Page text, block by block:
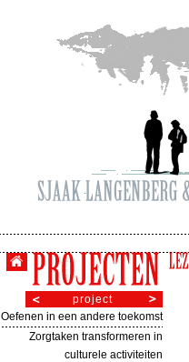
project
Oefenen in een andere toekomst
Zorgtaken transformeren in
culturele activiteiten